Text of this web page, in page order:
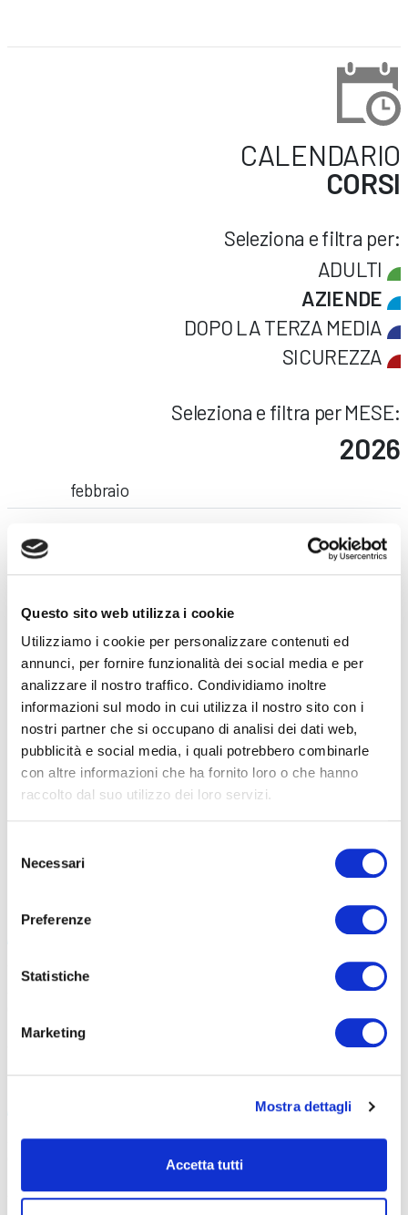
Questo sito web utilizza i cookie
Utilizziamo i cookie per personalizzare contenuti ed
annunci, per fornire funzionalità dei social media e per
analizzare il nostro traffico. Condividiamo inoltre
informazioni sul modo in cui utilizza il nostro sito con i
nostri partner che si occupano di analisi dei dati web,
pubblicità e social media, i quali potrebbero combinarle
con altre informazioni che ha fornito loro o che hanno
raccolto dal suo utilizzo dei loro servizi.
delNecessari
Preferenze
Statistiche
Marketing
Mostra dettagli
Accetta tutti
CALENDARIO
CORSI
Seleziona e filtra per:
ADULTI
AZIENDE
DOPO LA TERZA MEDIA
SICUREZZA
Seleziona e filtra per MESE:
2026
febbraio
2024
aprile
marzo
febbraio
maggio
Seleziona e filtra per:
CORSIONLINE
L’AI AL SERVIZIO DELL’IMPRESA: SCENARI E
AREA: INFORMATICA
Durata: 32 ore
DIGITAL MARKETING E SOCIAL MEDIA
AREA: INFORMATICA
Vedi dettagli del corso